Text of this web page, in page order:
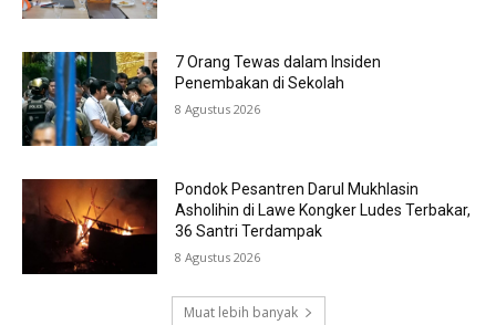
7 Orang Tewas dalam Insiden
Penembakan di Sekolah
8 Agustus 2026
Pondok Pesantren Darul Mukhlasin
Asholihin di Lawe Kongker Ludes Terbakar,
36 Santri Terdampak
8 Agustus 2026
Muat lebih banyak